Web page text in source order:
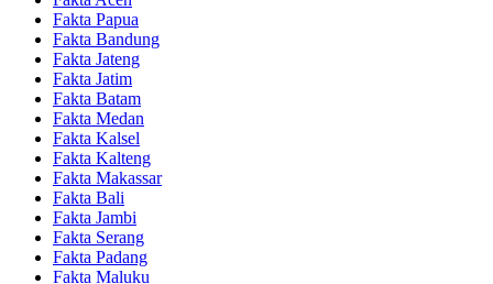
Fakta Papua
Fakta Bandung
Fakta Jateng
Fakta Jatim
Fakta Batam
Fakta Medan
Fakta Kalsel
Fakta Kalteng
Fakta Makassar
Fakta Bali
Fakta Jambi
Fakta Serang
Fakta Padang
Fakta Maluku